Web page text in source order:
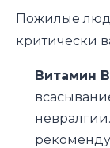
Пожилые
критически
Витамин